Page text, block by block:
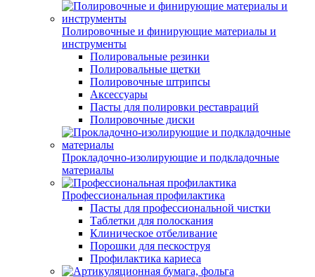
Полировочные и финирующие материалы и
инструменты
Полировальные резинки
Полировальные щетки
Полировочные штрипсы
Аксессуары
Пасты для полировки реставраций
Полировочные диски
Прокладочно-изолирующие и подкладочные
материалы
Профессиональная профилактика
Пасты для профессиональной чистки
Таблетки для полоскания
Клиническое отбеливание
Порошки для пескоструя
Профилактика кариеса